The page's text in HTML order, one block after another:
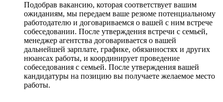
Подобрав вакансию, которая соответствует вашим
ожиданиям, мы передаем ваше резюме потенциальному
работодателю и договариваемся о вашей с ним встрече
собеседовании. После утверждения встречи с семьей,
менеджер агентства договаривается о вашей
дальнейшей зарплате, графике, обязанностях и других
нюансах работы, и координирует проведение
собеседования с семьей. После утверждения вашей
кандидатуры на позицию вы получаете желаемое место
работы.